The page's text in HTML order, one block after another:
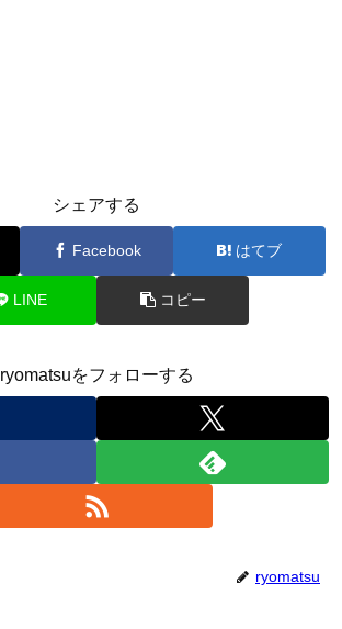
シェアする
Facebook はてブ
LINE コピー
ryomatsuをフォローする
ryomatsu